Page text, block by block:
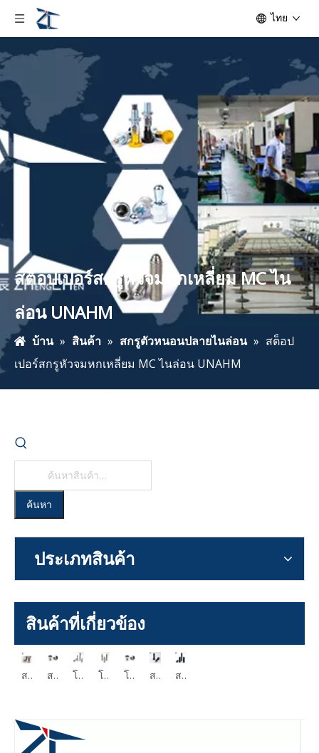
ไทย
สต็อปเปอร์สกรูหัวจมหกเหลี่ยม MC ไน
ล่อน UNAHM
บ้าน » สินค้า » สกรูตัวหนอนปลายไนล่อน » สต็อป
เปอร์สกรูหัวจมหกเหลี่ยม MC ไนล่อน UNAHM
ค้นหา
ประเภทสินค้า
สินค้าที่เกี่ยวข้อง
สต็อปพิน สกรูชนิด T มาตรฐาน STEHN SSTEH สต็อปพิน ชนิดสกรู พร้อม ยูรีเทน USTEH USSTEH โบลท์สต็อปเปอร์พร้อมกันชน ทรงตรง มาตรฐาน UST SUST LUST PUST PSST โบลท์สต๊อปเปอร์พร้อมกันชน สกรูหัวจมหกเหลี่ยม UUSCB PSCB โบลท์สต๊อปเปอร์พร้อมกันชนแบบตรง USS USUS PUSS SPUS สกรูหัวจมแบบมีจุดอ่อน CBPP CBCP CBCPS สกรูตัวหนอนปลายไนลอนหกเหลี่ยมชนิดจุดอ่อน SBPP SBPPS SBCP SBCPS